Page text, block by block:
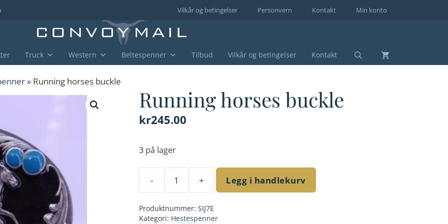
Min konto
Kontakt
Personvern
Vilkår og betingelser
Truck Western Beltespenner Tilbud Vilkår og betingelser Kontakt
» Running horses buckle
Running horses buckle
kr245.00
3 på lager
-
buckle
+ Legg i handlekurv
Produktnummer: SIJ7E
Kategori: Hestespenner